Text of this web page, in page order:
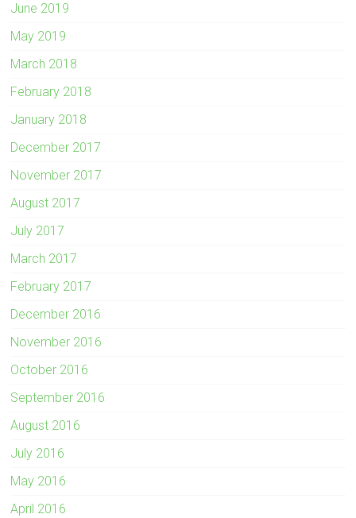
June 2019
May 2019
March 2018
February 2018
January 2018
December 2017
November 2017
August 2017
July 2017
March 2017
February 2017
December 2016
November 2016
October 2016
September 2016
August 2016
July 2016
May 2016
April 2016